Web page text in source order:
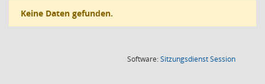
Keine Daten gefunden.
Software:SitzungsdienstSession(Wird in